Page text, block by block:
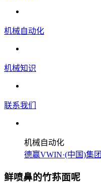
机械自动化
机械知识
联系我们
机械自动化
德赢VWIN·(中国)集团
鲜喷鼻的竹荪面呢